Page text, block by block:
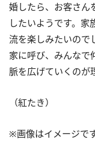
婚したら、お客さん
したいようです。家
流を楽しみたいので
家に呼び、みんなで
脈を広げていくのが
（紅たき）
※画像はイメージです